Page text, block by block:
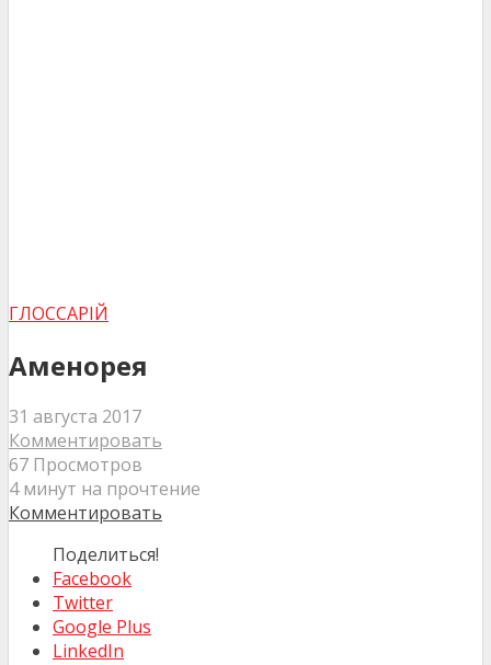
ГЛОССАРІЙ
Аменорея
31 августа 2017
Комментировать
67 Просмотров
4 минут на прочтение
Комментировать
Поделиться!
Facebook
Twitter
Google Plus
LinkedIn